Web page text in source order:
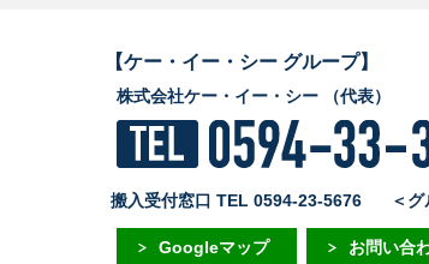
【ケー・イー・シー グループ】
株式会社ケー・イー・シー （代表）
搬入受付窓口 TEL 0594-23-5676 ＜
Googleマップ お問い合